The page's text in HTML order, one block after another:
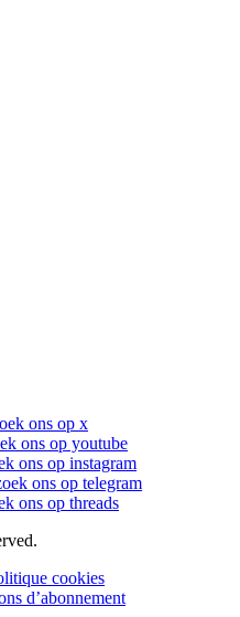
ons op x
ons op youtube
ons op instagram
ons op telegram
ons op threads
cookies
d’abonnement